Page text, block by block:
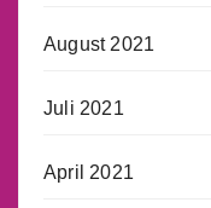
August 2021
Juli 2021
April 2021